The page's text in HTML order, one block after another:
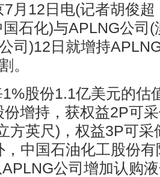
恒
7月12日电(记者胡俊
石化)与APLNG公司
司)12日就增持
。
股份1.1亿美元的估
增持，获权益2P可
方英尺)，权益3P可采
，中国石油化工股份
公司增加认购